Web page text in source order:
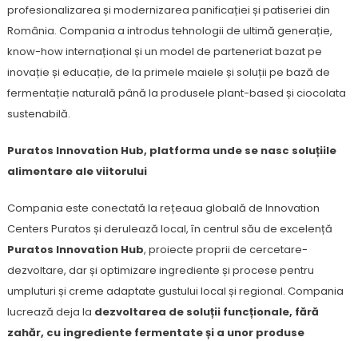
profesionalizarea și modernizarea panificației și patiseriei din
România. Compania a introdus tehnologii de ultimă generație,
know-how internațional și un model de parteneriat bazat pe
inovație și educație, de la primele maiele și soluții pe bază de
fermentație naturală până la produsele plant-based și ciocolata
sustenabilă.
Puratos Innovation Hub, platforma unde se nasc soluțiile
alimentare ale viitorului
Compania este conectată la rețeaua globală de Innovation
Centers Puratos și derulează local, în centrul său de excelență
Puratos Innovation Hub, proiecte proprii de cercetare-
dezvoltare, dar și optimizare ingrediente și procese pentru
umpluturi și creme adaptate gustului local și regional. Compania
lucrează deja la dezvoltarea de soluțiifuncționale, fără
zahăr, cu ingrediente fermentate și a unor produse